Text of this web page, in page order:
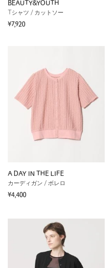
BEAUTY&YOUTH
Tシャツ / カットソー
¥7,920
A DAY IN THE LIFE
カーディガン / ボレロ
¥4,400